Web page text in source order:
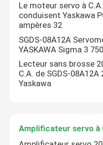
Le moteur servo à
conduisent Yaskawa
ampères 32
SGDS-08A12A
YASKAWA Sigma 3
Lecteur sans brosse
C.A. de SGDS-
Yaskawa
Amplificateur servo à